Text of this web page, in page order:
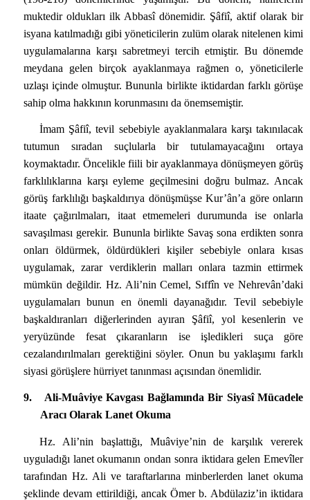
muktedir oldukları ilk Abbasî dönemidir. Şâfiî, aktif olarak bir
isyana katılmadığı gibi yöneticilerin zulüm olarak nitelenen kimi
uygulamalarına karşı sabretmeyi tercih etmiştir. Bu dönemde
meydana gelen birçok ayaklanmaya rağmen o, yöneticilerle
uzlaşı içinde olmuştur. Bununla birlikte iktidardan farklı görüşe
sahip olma hakkının korunmasını da önemsemiştir.
İmam Şâfiî, tevil sebebiyle ayaklanmalara karşı takınılacak
tutumun sıradan suçlularla bir tutulamayacağını ortaya
koymaktadır. Öncelikle fiili bir ayaklanmaya dönüşmeyen görüş
farklılıklarına karşı eyleme geçilmesini doğru bulmaz. Ancak
görüş farklılığı başkaldırıya dönüşmüşse Kur’ân’a göre onların
itaate çağırılmaları, itaat etmemeleri durumunda ise onlarla
savaşılması gerekir. Bununla birlikte Savaş sona erdikten sonra
onları öldürmek, öldürdükleri kişiler sebebiyle onlara kısas
uygulamak, zarar verdiklerin malları onlara tazmin ettirmek
mümkün değildir. Hz. Ali’nin Cemel, Sıffîn ve Nehrevân’daki
uygulamaları bunun en önemli dayanağıdır. Tevil sebebiyle
başkaldıranları diğerlerinden ayıran Şâfiî, yol kesenlerin ve
yeryüzünde fesat çıkaranların ise işledikleri suça göre
cezalandırılmaları gerektiğini söyler. Onun bu yaklaşımı farklı
siyasi görüşlere hürriyet tanınması açısından önemlidir.
9.
Ali-Muâviye Kavgası Bağlamında Bir Siyasî Mücadele
Aracı Olarak Lanet Okuma
Hz. Ali’nin başlattığı, Muâviye’nin de karşılık vererek
uyguladığı lanet okumanın ondan sonra iktidara gelen Emevîler
tarafından Hz. Ali ve taraftarlarına minberlerden lanet okuma
şeklinde devam ettirildiği, ancak Ömer b. Abdülaziz’in iktidara